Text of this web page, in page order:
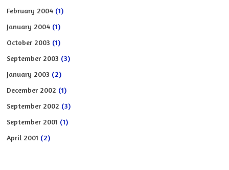
February 2004 (1)
January 2004 (1)
October 2003 (1)
September 2003 (3)
January 2003 (2)
December 2002 (1)
September 2002 (3)
September 2001 (1)
April 2001 (2)